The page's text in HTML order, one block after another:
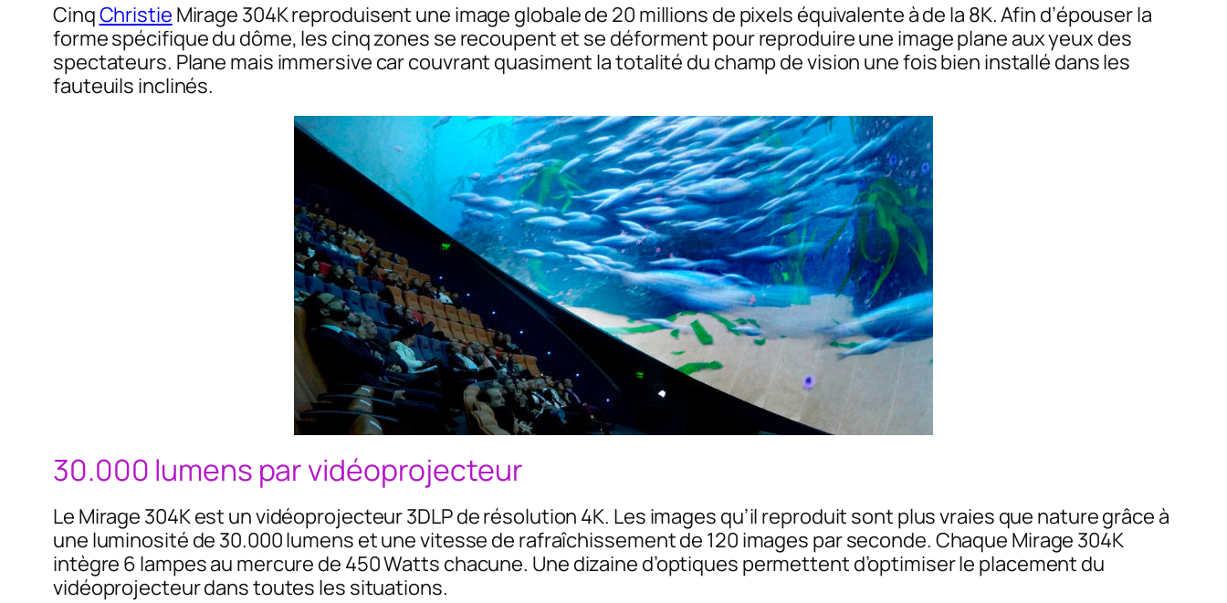
CinqChristie Mirage 304K reproduisent une image globale de 20 millions de pixels équivalente à de la 8K. Afin d’épouser la
forme spécifique du dôme, les cinq zones se recoupent et se déforment pour reproduire une image plane aux yeux des
spectateurs. Plane mais immersive car couvrant quasiment la totalité du champ de vision une fois bien installé dans les
fauteuils inclinés.
30.000 lumens par vidéoprojecteur
Le Mirage 304K est un vidéoprojecteur 3DLP de résolution 4K. Les images qu’il reproduit sont plus vraies que nature grâce à
une luminosité de 30.000 lumens et une vitesse de rafraîchissement de 120 images par seconde. Chaque Mirage 304K
intègre 6 lampes au mercure de 450 Watts chacune. Une dizaine d’optiques permettent d’optimiser le placement du
vidéoprojecteur dans toutes les situations.